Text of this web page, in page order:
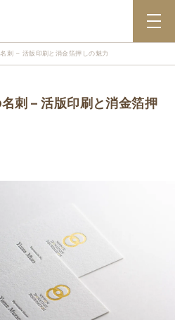
刺 – 活版印刷と消金箔押しの魅力
刺 – 活版印刷と消金箔押